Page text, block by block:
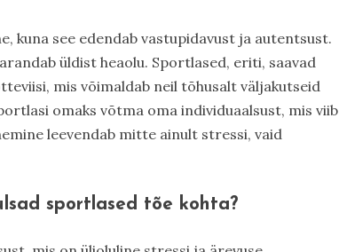
kuna see edendab vastupidavust ja autentsust.
üldist heaolu. Sportlased, eriti, saavad
mis võimaldab neil tõhusalt väljakutseid
omaks võtma oma individuaalsust, mis viib
leevendab mitte ainult stressi, vaid
sportlased tõe kohta?